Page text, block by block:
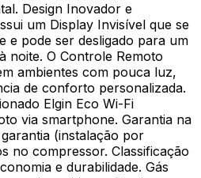
Design Inovador e
um Display Invisível que se
e pode ser desligado para um
noite. O Controle Remoto
ambientes com pouca luz,
de conforto personalizada.
Elgin Eco Wi-Fi
via smartphone. Garantia na
(instalação por
no compressor. Classificação
e durabilidade. Gás